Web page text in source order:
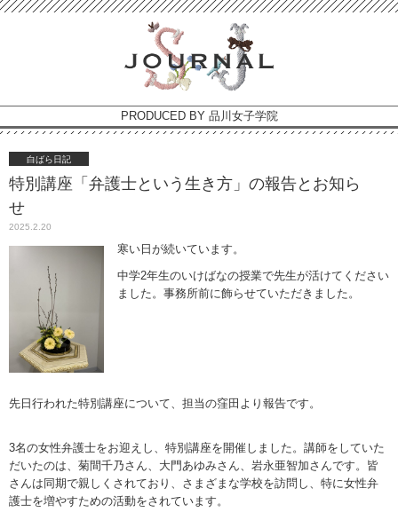
PRODUCED BY 品川女子学院
白ばら日記
特別講座「弁護士という生き方」の報告とお知ら
せ
2025.2.20
寒い日が続いています。
中学2年生のいけばなの授業で先生が活けてください
ました。事務所前に飾らせていただきました。
先日行われた特別講座について、担当の窪田より報告です。
3名の女性弁護士をお迎えし、特別講座を開催しました。講師をしていた
だいたのは、菊間千乃さん、大門あゆみさん、岩永亜智加さんです。皆
さんは同期で親しくされており、さまざまな学校を訪問し、特に女性弁
護士を増やすための活動をされています。